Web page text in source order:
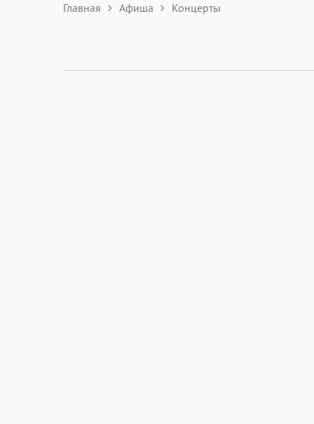
Главная Афиша Концерты